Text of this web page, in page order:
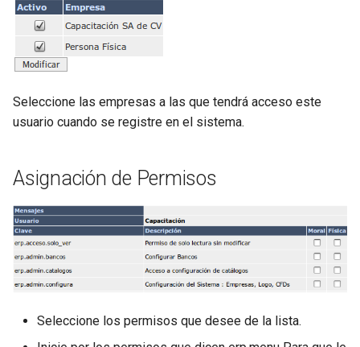
Seleccione las empresas a las que tendrá acceso este
usuario cuando se registre en el sistema.
Asignación de Permisos
Seleccione los permisos que desee de la lista.